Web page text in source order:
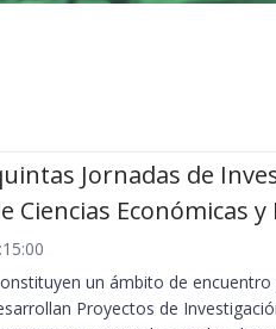
Jornadas de
Ciencias Económicas
un ámbito de
Proyectos de